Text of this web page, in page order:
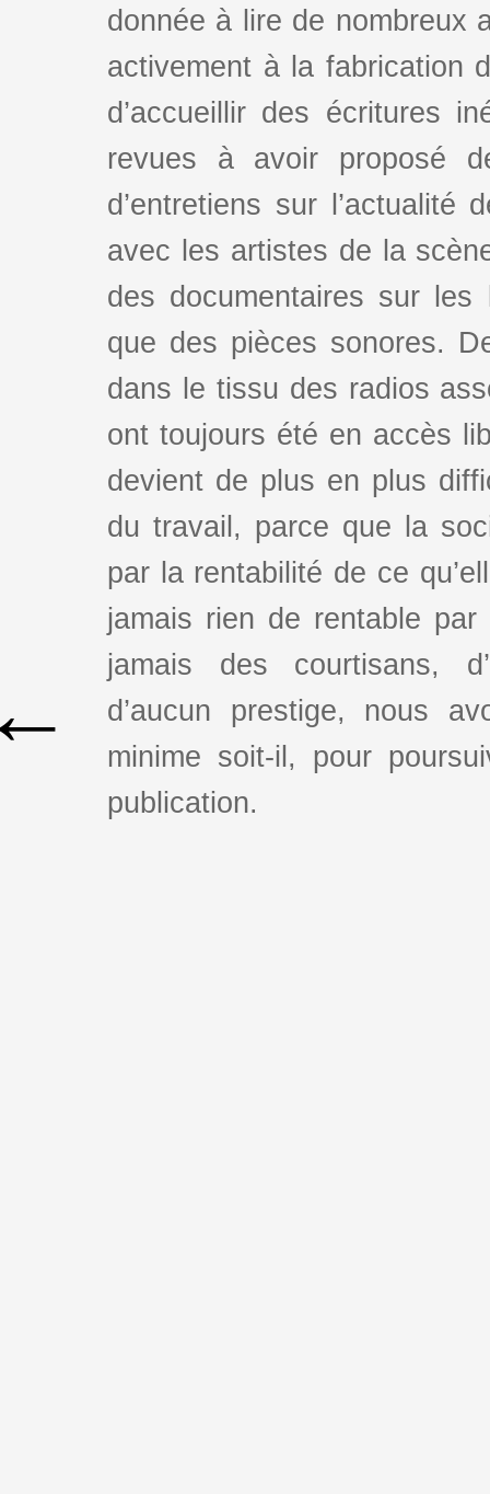
donnée à lire de nombreux
activement à la fabrication
d’accueillir des écritures
revues à avoir proposé
d’entretiens sur l’actualité
avec les artistes de la
des documentaires sur
que des pièces sonores.
dans le tissu des radios
ont toujours été en accès
devient de plus en plus
du travail, parce que la
par la rentabilité de ce
jamais rien de rentable
jamais des courtisans,
d’aucun prestige, nous
minime soit-il, pour
publication.